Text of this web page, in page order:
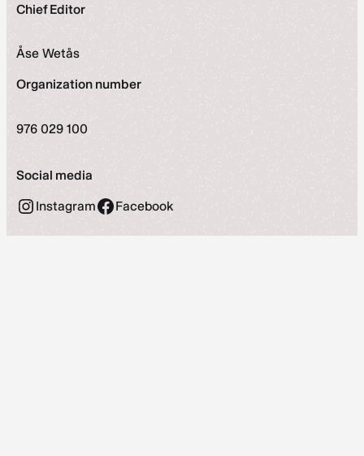
Chief Editor
Åse Wetås
Organization number
976 029 100
Social media
Instagram Facebook